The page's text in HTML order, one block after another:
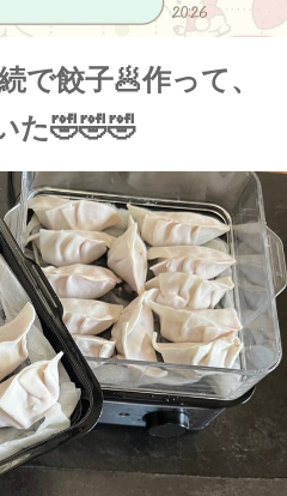
で餃子🥟作って、
た🤣🤣🤣